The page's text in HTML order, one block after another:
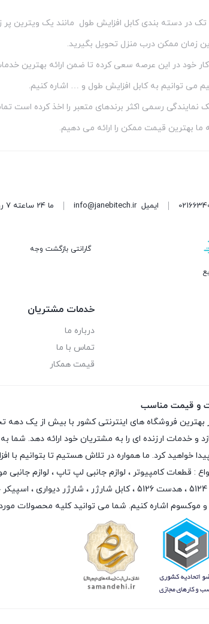
نت
به
طول
3
تک در دسته بندی کابل افزایش طول مانند یک ویترین
زمان ممکن درب منزل تحویل بگیرید.
خود در این عرصه سعی کرده تا ضمن ارائه بهترین
می توانیم به کابل افزایش طول و … اشاره کنیم.
نمایندگی رسمی اکثر برندهای متعبر را اخذ کرده
ما بهترین قیمت ممکن را ارائه می دهیم.
ایمیلinfo@janebitech.ir ما 24 ساعته 7 روز هفته پاسخگوی شما هستیم.
گارانتی بازگشت وجه
خدمات مشتریان
درباره ما
تماس با ما
قیمت همکار
و قیمت مناسب
بهترین فروشگاه های اینترنتی کشور با بیش از یک
و خدمات ارزنده ای را به مشتریان خود ارائه دهد.
پیدا خواهید کرد. ما همواره در تلاش هستیم تا
: قطعات کامپیوتر ، لوازم جانبی لپ تاپ ، لوازم جانبی
کابل شارژر ، شارژر دیواری ، اسپیکر
و موکسوم اشاره کنیم. شما می توانید کلیه محصولات